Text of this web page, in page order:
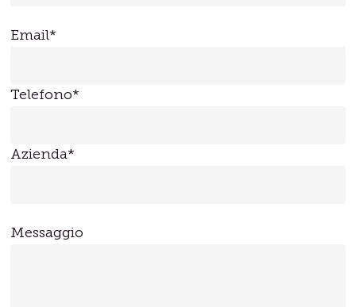
Email*
Telefono*
Azienda*
Messaggio